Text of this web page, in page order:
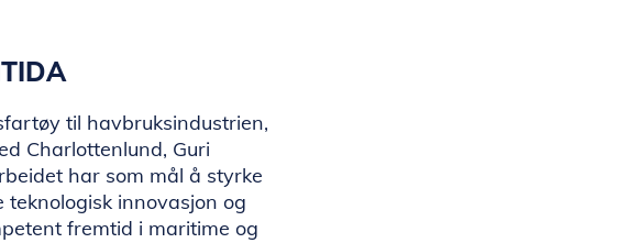
til havbruksindustrien,
Charlottenlund, Guri
har som mål å styrke
innovasjon og
fremtid i maritime og